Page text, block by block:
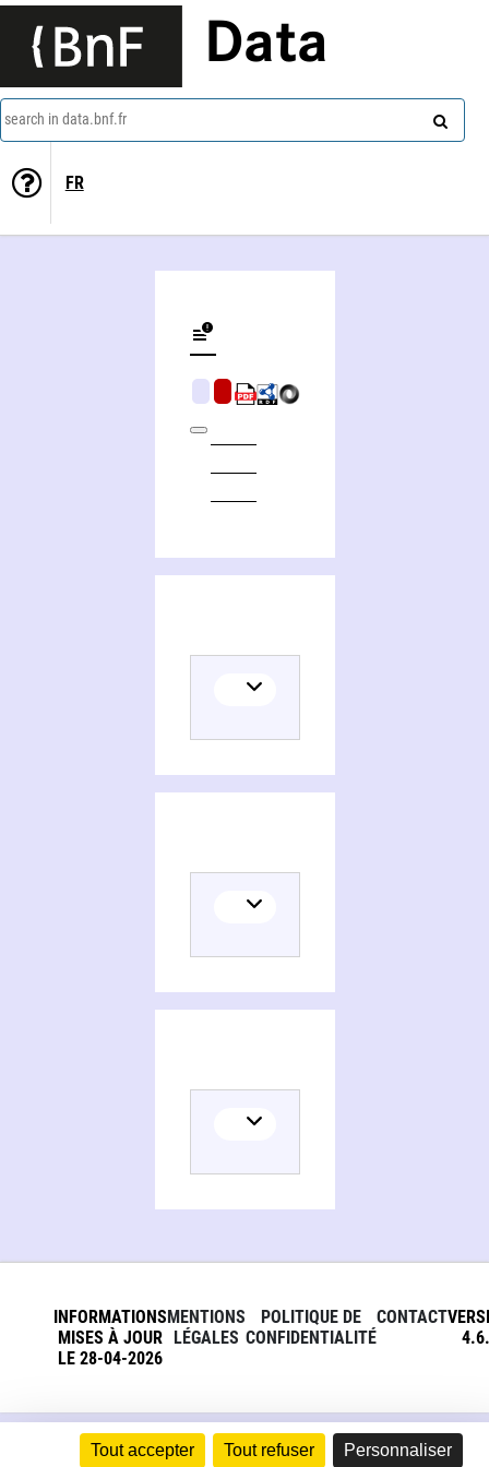
Tout accepter Tout refuser Personnaliser
Data
search in data.bnf.fr
FR
INFORMATIONS
MISES À JOUR
LE 28-04-2026
MENTIONS
LÉGALES
POLITIQUE DE
CONFIDENTIALITÉ
CONTACT